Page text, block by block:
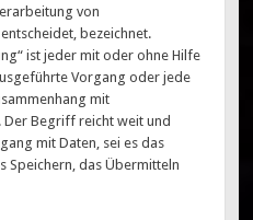
von
bezeichnet.
ist jeder mit oder ohne Hilfe
Vorgang oder jede
mit
Begriff reicht weit und
mit Daten, sei es das
Speichern, das Übermitteln